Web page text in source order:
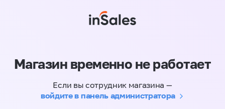
Магазин временно не работает
Если вы сотрудник магазина —
войдите в панель администратора